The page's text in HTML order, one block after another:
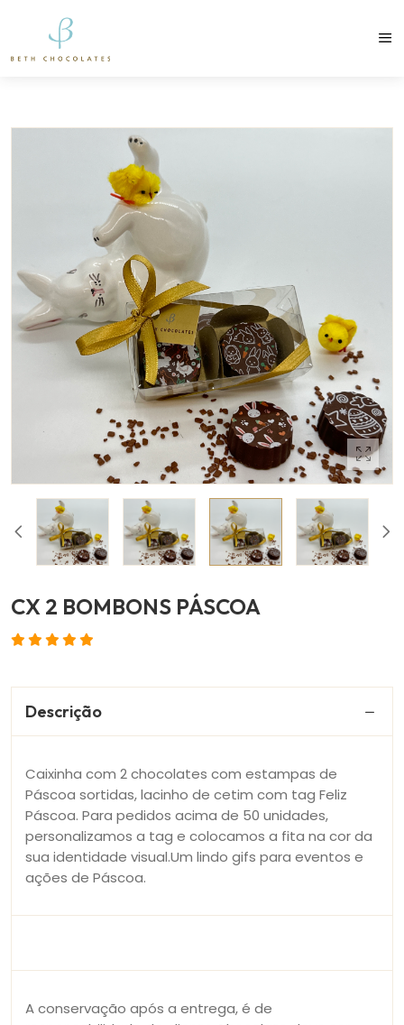
contato@bethchocolates.com.br
CX 2 BOMBONS PÁSCOA
Descrição
Caixinha com 2 chocolates com estampas de
Páscoa sortidas, lacinho de cetim com tag Feliz
Páscoa. Para pedidos acima de 50 unidades,
personalizamos a tag e colocamos a fita na cor da
sua identidade visual.Um lindo gifs para eventos e
ações de Páscoa.
A conservação após a entrega, é de